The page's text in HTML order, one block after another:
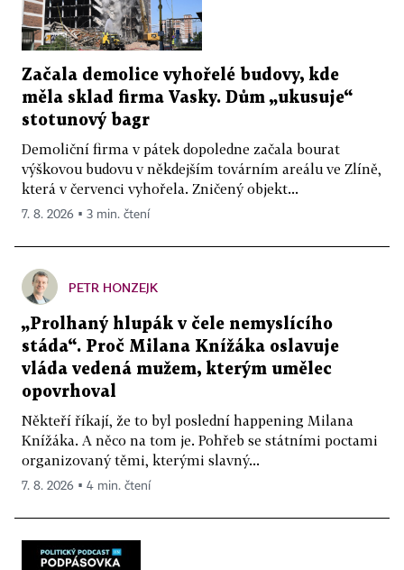
Začala demolice vyhořelé budovy, kde
měla sklad firma Vasky. Dům „ukusuje“
stotunový bagr
Demoliční firma v pátek dopoledne začala bourat
výškovou budovu v někdejším továrním areálu ve Zlíně,
která v červenci vyhořela. Zničený objekt...
7. 8. 2026 ▪ 3 min. čtení
PETR HONZEJK
„Prolhaný hlupák v čele nemyslícího
stáda“. Proč Milana Knížáka oslavuje
vláda vedená mužem, kterým umělec
opovrhoval
Někteří říkají, že to byl poslední happening Milana
Knížáka. A něco na tom je. Pohřeb se státními poctami
organizovaný těmi, kterými slavný...
7. 8. 2026 ▪ 4 min. čtení